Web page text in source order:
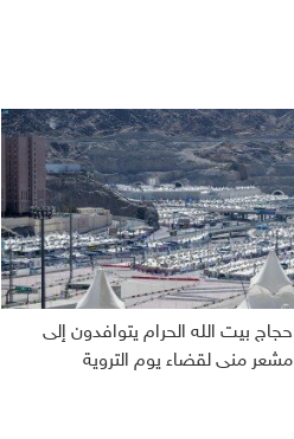
حجاج بيت الله الحرام يتوافدون إلى
مشعر منى لقضاء يوم التروية